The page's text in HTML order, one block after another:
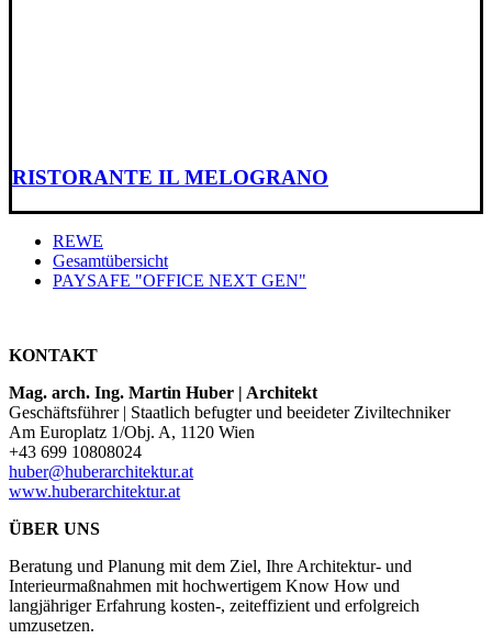
RISTORANTE IL MELOGRANO
REWE
Gesamtübersicht
PAYSAFE "OFFICE NEXT GEN"
KONTAKT
Mag. arch. Ing. Martin Huber | Architekt
Geschäftsführer | Staatlich befugter und beeideter Ziviltechniker
Am Europlatz 1/Obj. A, 1120 Wien
+43 699 10808024
huber@huberarchitektur.at
www.huberarchitektur.at
ÜBER UNS
Beratung und Planung mit dem Ziel, Ihre Architektur- und
Interieurmaßnahmen mit hochwertigem Know How und
langjähriger Erfahrung kosten-, zeiteffizient und erfolgreich
umzusetzen.